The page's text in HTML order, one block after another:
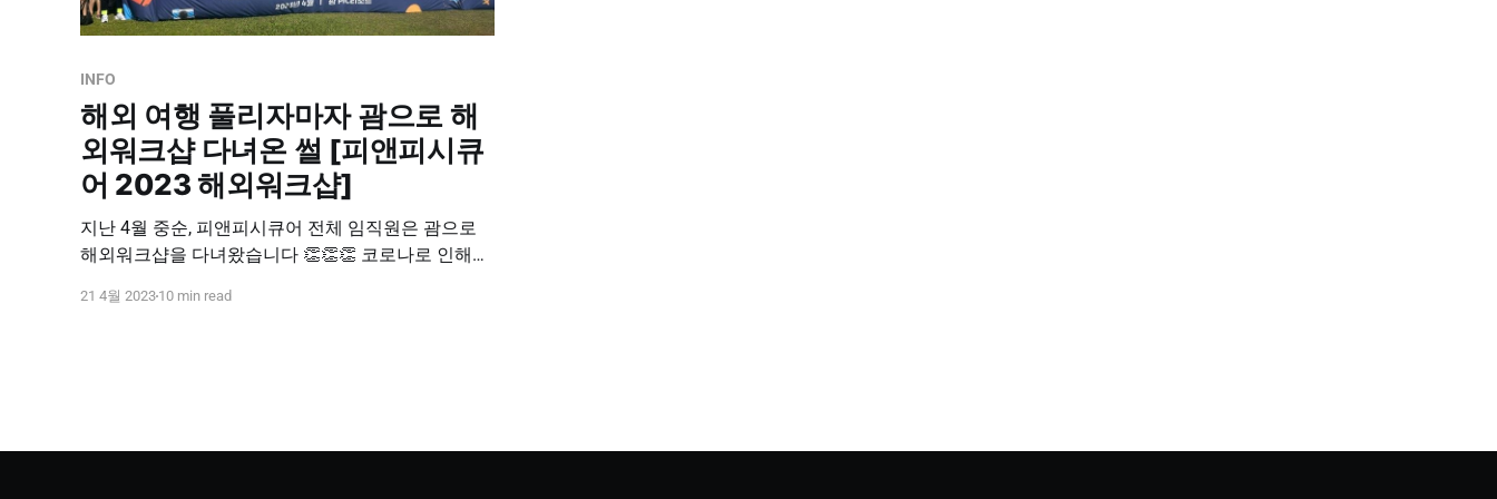
INFO
해외 여행 풀리자마자 괌으로 해
외워크샵 다녀온 썰 [피앤피시큐
어 2023 해외워크샵]
지난 4월 중순, 피앤피시큐어 전체 임직원은 괌으로
해외워크샵을 다녀왔습니다 👏👏👏 코로나로 인해
일이라는 넉넉한 기간 동안 모든 임직원이 꿈만 같은
21 4월 2023 10 min read